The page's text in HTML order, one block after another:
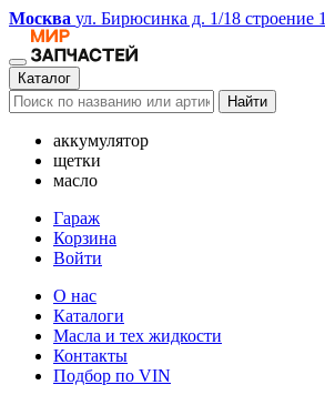
Москва ул. Бирюсинка д. 1/18 строение 1
Каталог
Найти
аккумулятор
щетки
масло
Гараж
Корзина
Войти
О нас
Каталоги
Масла и тех жидкости
Контакты
Подбор по VIN